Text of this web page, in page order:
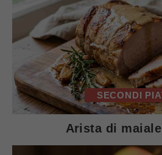
SECONDI
Arista di